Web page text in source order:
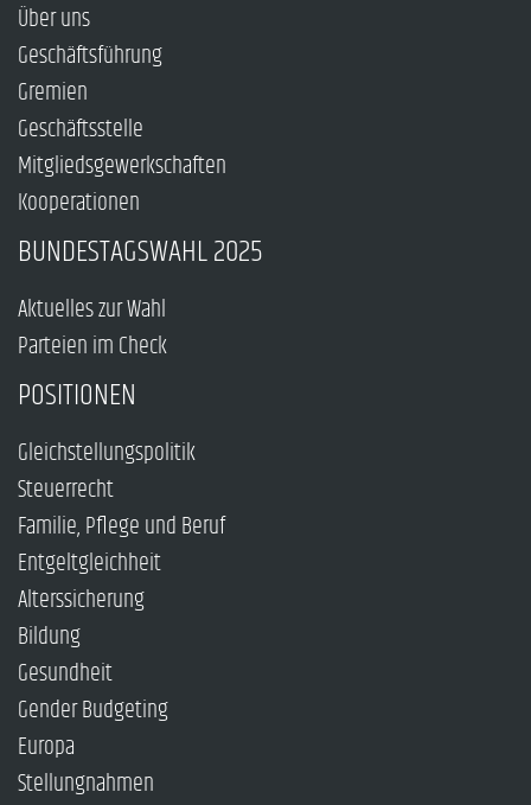
Über uns
Geschäftsführung
Gremien
Geschäftsstelle
Mitgliedsgewerkschaften
Kooperationen
BUNDESTAGSWAHL 2025
Aktuelles zur Wahl
Parteien im Check
POSITIONEN
Gleichstellungspolitik
Steuerrecht
Familie, Pflege und Beruf
Entgeltgleichheit
Alterssicherung
Bildung
Gesundheit
Gender Budgeting
Europa
Stellungnahmen